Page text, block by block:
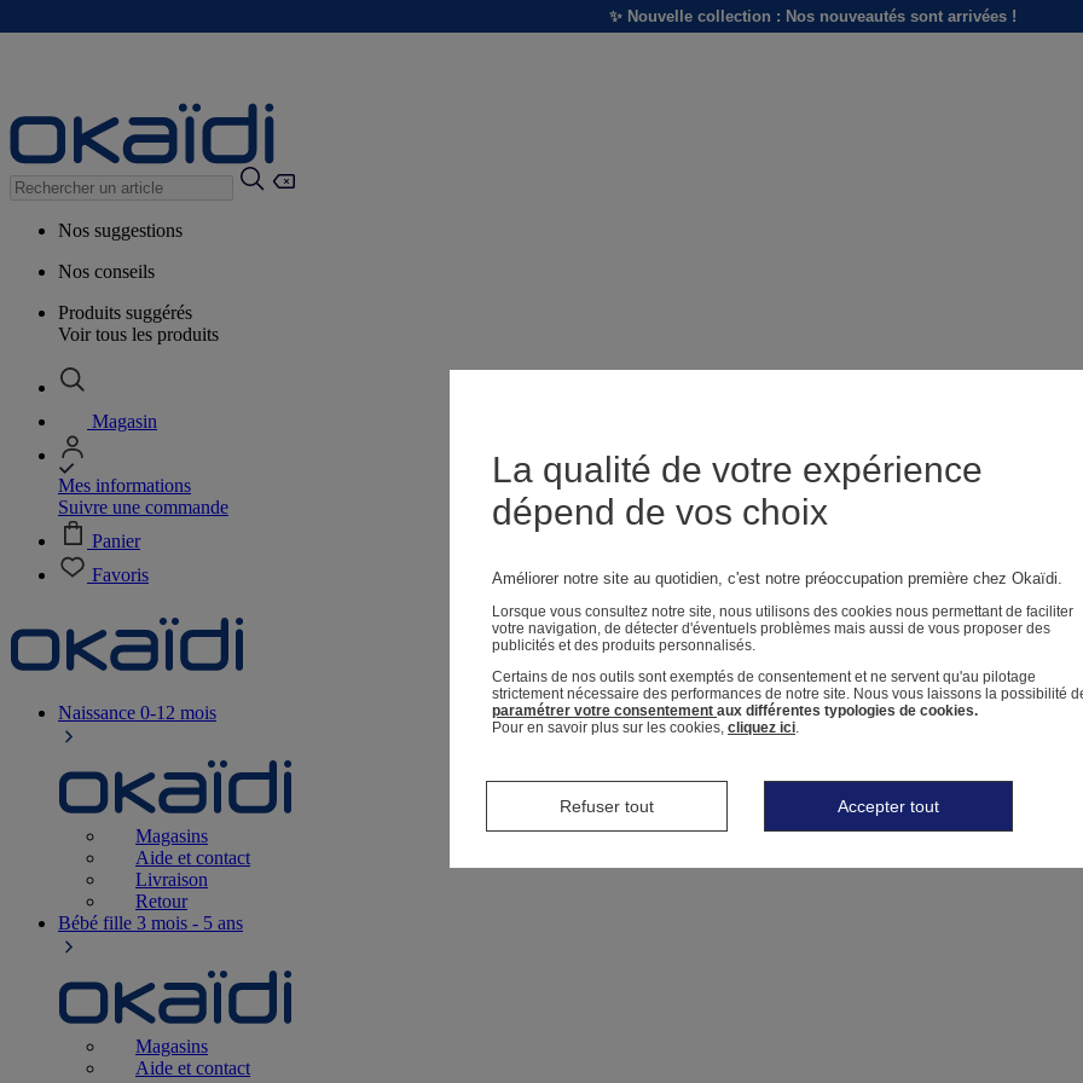
✨ Nouvelle collection : Nos nouveautés sont arrivées !
Nos suggestions
Nos conseils
Produits suggérés
Voir tous les produits
Magasin
Mes informations
Suivre une commande
Panier
Favoris
Naissance 0-12 mois
Magasins
Aide et contact
Livraison
Retour
Bébé fille 3 mois - 5 ans
Magasins
Aide et contact
La qualité de votre expérience
dépend de vos choix
Améliorer notre site au quotidien, c'est notre préoccupation première chez Okaïdi.
Lorsque vous consultez notre site, nous utilisons des cookies nous permettant de faciliter
votre navigation, de détecter d'éventuels problèmes mais aussi de vous proposer des
publicités et des produits personnalisés.
Certains de nos outils sont exemptés de consentement et ne servent qu'au pilotage
strictement nécessaire des performances de notre site. Nous vous laissons la possibilité
paramétrer votre consentement aux différentes typologies de cookies.
Pour en savoir plus sur les cookies, cliquez ici.
Refuser tout Accepter tout